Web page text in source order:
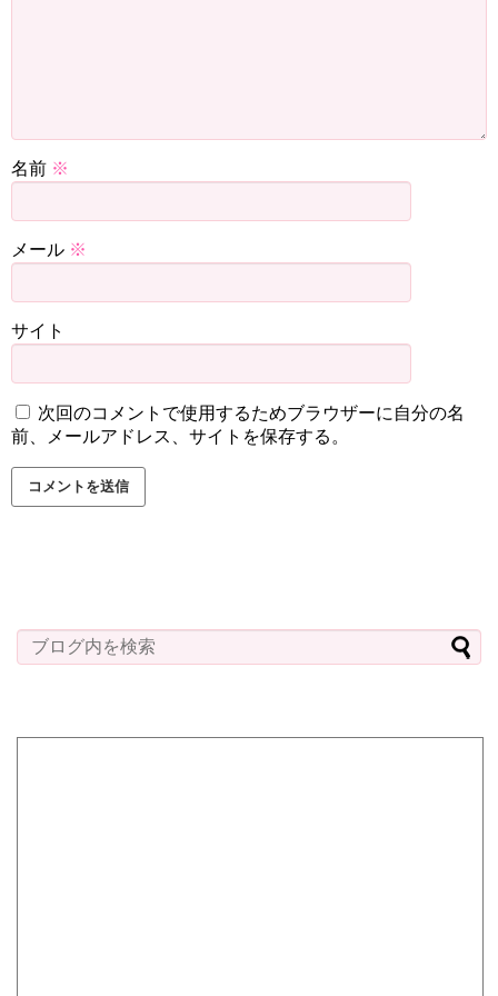
名前 ※
メール ※
サイト
次回のコメントで使用するためブラウザーに自分の名
前、メールアドレス、サイトを保存する。